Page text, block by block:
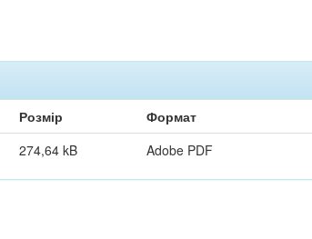
Розмір
Формат
274,64 kB Adobe PDF